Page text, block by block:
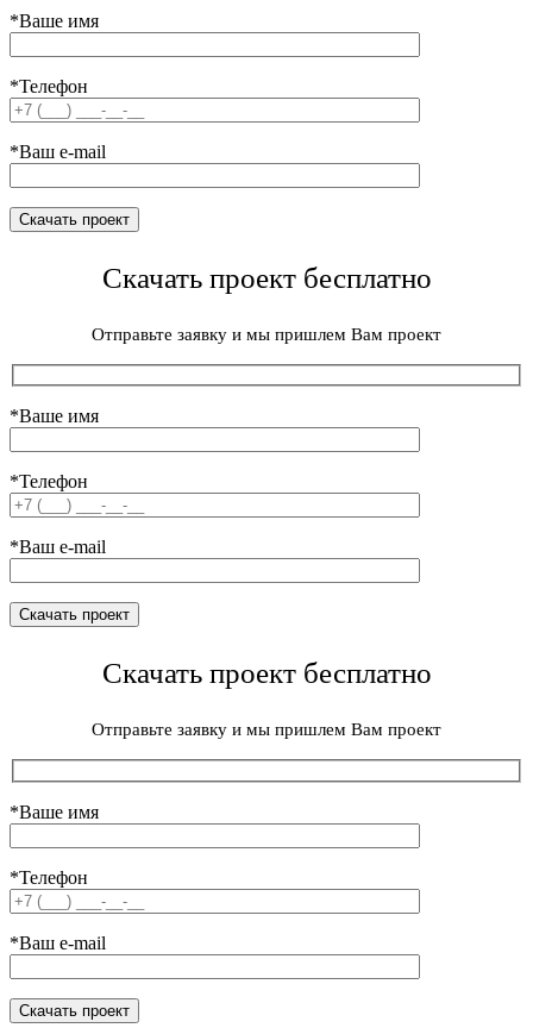
*Ваше имя
*Телефон
*Ваш e-mail
Скачать проект бесплатно
Отправьте заявку и мы пришлем Вам проект
*Ваше имя
*Телефон
*Ваш e-mail
Скачать проект бесплатно
Отправьте заявку и мы пришлем Вам проект
*Ваше имя
*Телефон
*Ваш e-mail